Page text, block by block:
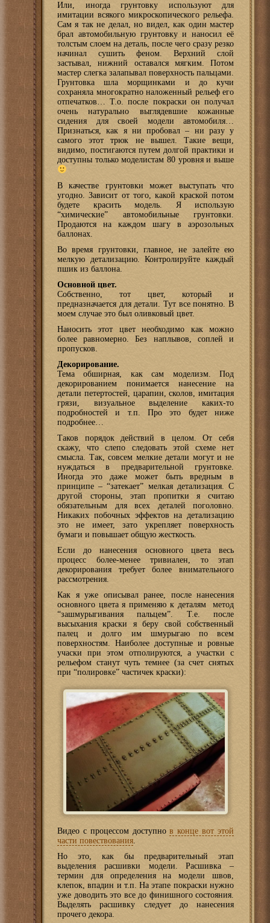
Или, иногда грунтовку используют для
имитации всякого микроскопического рельефа.
Сам я так не делал, но видел, как один мастер
брал автомобильную грунтовку и наносил её
толстым слоем на деталь, после чего сразу резко
начинал сушить феном. Верхний слой
застывал, нижний оставался мягким. Потом
мастер слегка залапывал поверхность пальцами.
Грунтовка шла морщинками и до кучи
сохраняла многократно наложенный рельеф его
отпечатков… Т.о. после покраски он получал
очень натурально выглядевшие кожанные
сидения для своей модели автомобиля…
Признаться, как я ни пробовал – ни разу у
самого этот трюк не вышел. Такие вещи,
видимо, постигаются путем долгой практики и
доступны только моделистам 80 уровня и выше
В качестве грунтовки может выступать что
угодно. Зависит от того, какой краской потом
будете красить модель. Я использую
“химические” автомобильные грунтовки.
Продаются на каждом шагу в аэрозольных
баллонах.
Во время грунтовки, главное, не залейте ею
мелкую детализацию. Контролируйте каждый
пшик из баллона.
Основной цвет.
Собственно, тот цвет, который и
предназначается для детали. Тут все понятно. В
моем случае это был оливковый цвет.
Наносить этот цвет необходимо как можно
более равномерно. Без наплывов, соплей и
пропусков.
Декорирование.
Тема обширная, как сам моделизм. Под
декорированием понимается нанесение на
детали петертостей, царапин, сколов, имитация
грязи, визуальное выделение каких-то
подробностей и т.п. Про это будет ниже
подробнее…
Таков порядок действий в целом. От себя
скажу, что слепо следовать этой схеме нет
смысла. Так, совсем мелкие детали могут и не
нуждаться в предварительной грунтовке.
Иногда это даже может быть вредным в
принципе – “затекает” мелкая детализация. С
другой стороны, этап пропитки я считаю
обязательным для всех деталей поголовно.
Никаких побочных эффектов на детализацию
это не имеет, зато укрепляет поверхность
бумаги и повышает общую жесткость.
Если до нанесения основного цвета весь
процесс более-менее тривиален, то этап
декорирования требует более внимательного
рассмотрения.
Как я уже описывал ранее, после нанесения
основного цвета я применяю к деталям метод
“зашмурыгивания пальцем”. Т.е. после
высыхания краски я беру свой собственный
палец и долго им шмурыгаю по всем
поверхностям. Наиболее доступные и ровные
учаски при этом отполируются, а участки с
рельефом станут чуть темнее (за счет снятых
при “полировке” частичек краски):
Видео с процессом доступнов конце вот этой
части повествования
Но это, как бы предварительный этап
выделения расшивки модели. Расшивка –
термин для определения на модели швов,
клепок, впадин и т.п. На этапе покраски нужно
уже доводить это все до финишного состояния.
Выделять расшивку следует до нанесения
прочего декора.